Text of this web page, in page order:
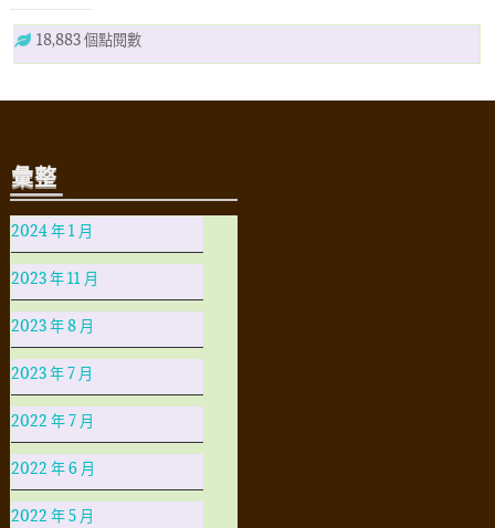
18,883 個點閱數
彙整
2024 年 1 月
2023 年 11 月
2023 年 8 月
2023 年 7 月
2022 年 7 月
2022 年 6 月
2022 年 5 月